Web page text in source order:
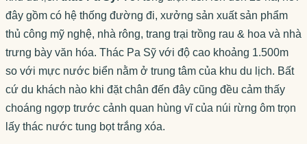
đây gồm có hệ thống đường đi, xưởng sản xuất sản phẩm
thủ công mỹ nghệ, nhà rông, trang trại trồng rau & hoa và nhà
trưng bày văn hóa. Thác Pa Sỹ với độ cao khoảng 1.500m
so với mực nước biển nằm ở trung tâm của khu du lịch. Bất
cứ du khách nào khi đặt chân đến đây cũng đều cảm thấy
choáng ngợp trước cảnh quan hùng vĩ của núi rừng ôm trọn
lấy thác nước tung bọt trắng xóa.